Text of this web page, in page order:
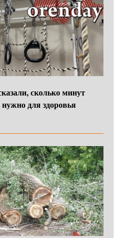
сколько минут
для здоровья